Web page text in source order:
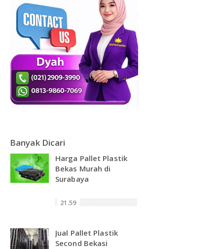
Banyak Dicari
Harga Pallet Plastik
Bekas Murah di
Surabaya
21.59
Jual Pallet Plastik
Second Bekasi